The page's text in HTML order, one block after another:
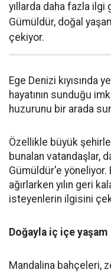
yıllarda daha fazla
Gümüldür, doğal
çekiyor.
Ege Denizi kıyısında
hayatının sunduğu
huzurunu bir arada
Özellikle büyük
bunalan vatandaşlar,
Gümüldür'e yöneliyor.
ağırlarken yılın geri
isteyenlerin ilgisini
Doğayla iç içe yaşam
Mandalina bahçeleri,